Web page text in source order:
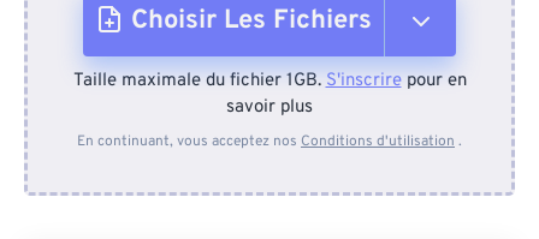
Choisir Les Fichiers
Depuis l'appareil
Taille maximale du fichier 1GB.S'inscrirepour en
savoir plus
En continuant, vous acceptez nos Conditions d'utilisation .